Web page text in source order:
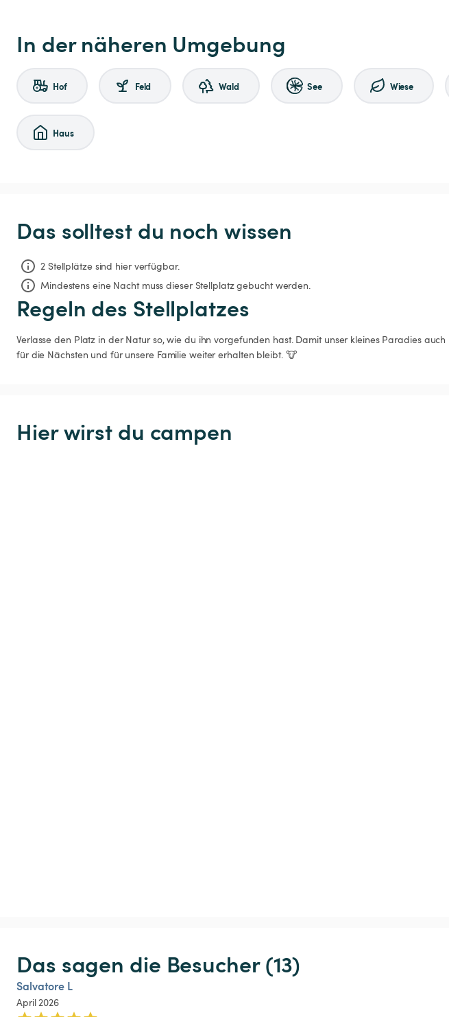
In der näheren Umgebung
Hof Feld Wald See Wiese
Haus
Das solltest du noch wissen
2 Stellplätze sind hier verfügbar.
Mindestens eine Nacht muss dieser Stellplatz gebucht werden.
Regeln des Stellplatzes
Verlasse den Platz in der Natur so, wie du ihn vorgefunden hast. Damit unser kleines Paradies auch
für die Nächsten und für unsere Familie weiter erhalten bleibt. 🐮
Hier wirst du campen
Das sagen die Besucher (13)
Salvatore L
April 2026